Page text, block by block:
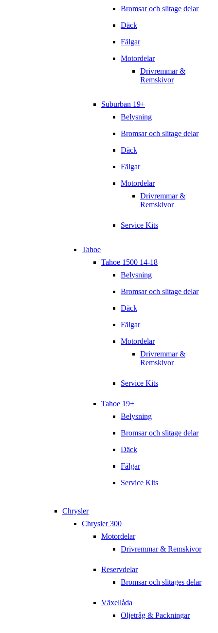
Bromsar och slitage delar
Däck
Fälgar
Motordelar
Drivremmar &
Remskivor
Suburban 19+
Belysning
Bromsar och slitage delar
Däck
Fälgar
Motordelar
Drivremmar &
Remskivor
Service Kits
Tahoe
Tahoe 1500 14-18
Belysning
Bromsar och slitage delar
Däck
Fälgar
Motordelar
Drivremmar &
Remskivor
Service Kits
Tahoe 19+
Belysning
Bromsar och slitage delar
Däck
Fälgar
Service Kits
Chrysler
Chrysler 300
Motordelar
Drivremmar & Remskivor
Reservdelar
Bromsar och slitages delar
Växellåda
Oljetråg & Packningar